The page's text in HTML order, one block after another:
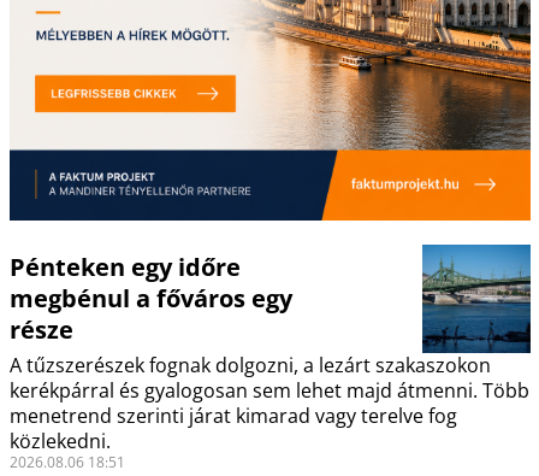
Pénteken egy időre
megbénul a főváros egy
része
A tűzszerészek fognak dolgozni, a lezárt szakaszokon
kerékpárral és gyalogosan sem lehet majd átmenni. Több
menetrend szerinti járat kimarad vagy terelve fog
közlekedni.
2026.08.06 18:51